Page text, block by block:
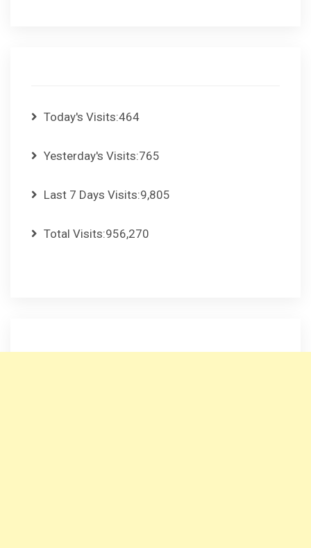
Today's Visits:464
Yesterday's Visits:765
Last 7 Days Visits:9,805
Total Visits:956,270